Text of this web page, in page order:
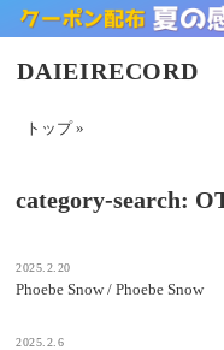
DAIEIRECORD
トップ»
category-search:
2025.2.20
Phoebe Snow / Phoebe Snow
2025.2.6